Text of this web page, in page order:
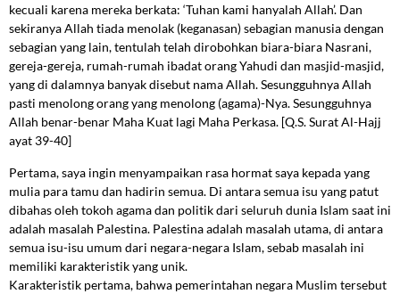
kecuali karena mereka berkata: ‘Tuhan kami hanyalah Allah’. Dan
sekiranya Allah tiada menolak (keganasan) sebagian manusia dengan
sebagian yang lain, tentulah telah dirobohkan biara-biara Nasrani,
gereja-gereja, rumah-rumah ibadat orang Yahudi dan masjid-masjid,
yang di dalamnya banyak disebut nama Allah. Sesungguhnya Allah
pasti menolong orang yang menolong (agama)-Nya. Sesungguhnya
Allah benar-benar Maha Kuat lagi Maha Perkasa. [Q.S. Surat Al-Hajj
ayat 39-40]
Pertama, saya ingin menyampaikan rasa hormat saya kepada yang
mulia para tamu dan hadirin semua. Di antara semua isu yang patut
dibahas oleh tokoh agama dan politik dari seluruh dunia Islam saat ini
adalah masalah Palestina. Palestina adalah masalah utama, di antara
semua isu-isu umum dari negara-negara Islam, sebab masalah ini
memiliki karakteristik yang unik.
Karakteristik pertama, bahwa pemerintahan negara Muslim tersebut